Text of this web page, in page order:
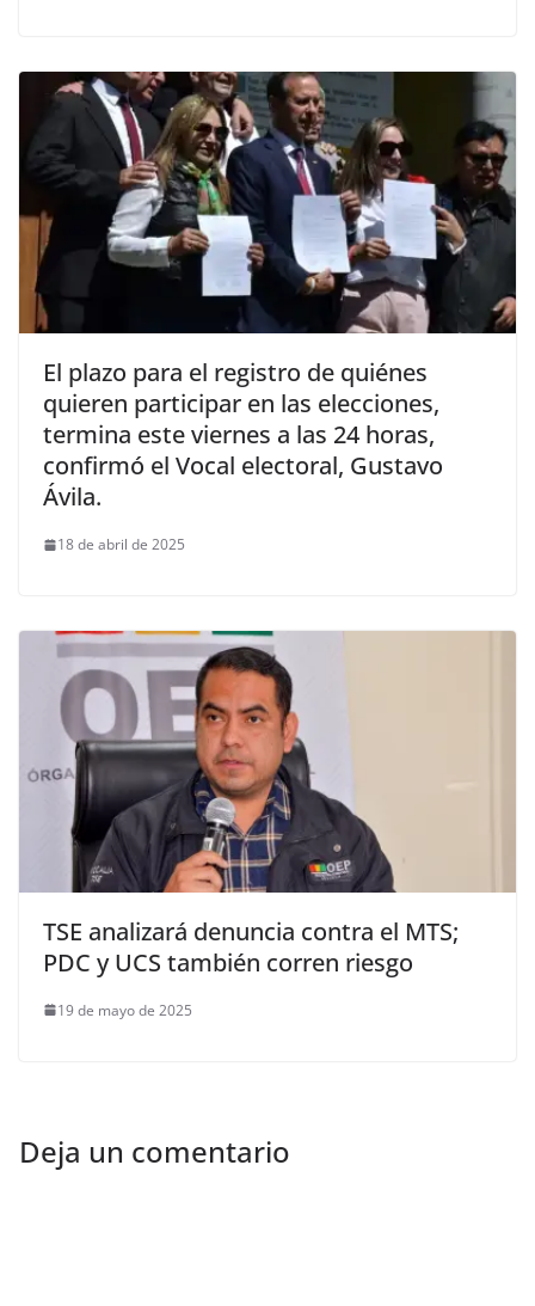
El plazo para el registro de quiénes
quieren participar en las elecciones,
termina este viernes a las 24 horas,
confirmó el Vocal electoral, Gustavo
Ávila.
18 de abril de 2025
TSE analizará denuncia contra el MTS;
PDC y UCS también corren riesgo
19 de mayo de 2025
Deja un comentario